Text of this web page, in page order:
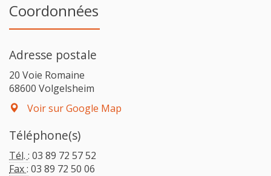
Coordonnées
Adresse postale
20 Voie Romaine
68600 Volgelsheim
Voir sur Google Map
Téléphone(s)
Tél. : 03 89 72 57 52
Fax : 03 89 72 50 06